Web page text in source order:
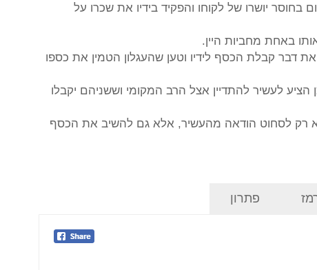
יושרו של לקוחו והפקיד בידיו את שכרו על
באחת מחביות היין.
דבר קבלת הכסף לידיו וטען שהעגלון הטמין את כספו
הציע לעשיר להתדיין אצל הרב המקומי וששניהם יקבלו
רק לסחוט הודאה מהעשיר, אלא גם להשיב את הכסף
פתרון